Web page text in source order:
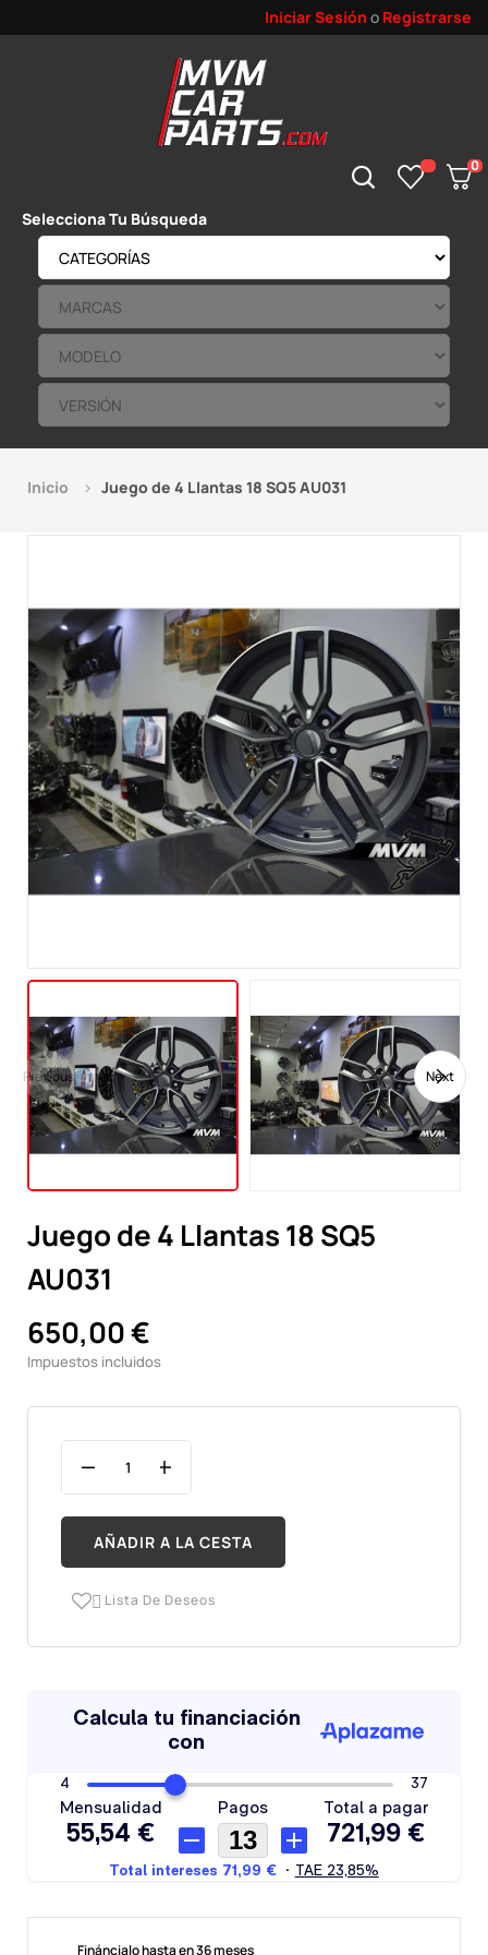
Iniciar Sesión o Registrarse
0
Selecciona Tu Búsqueda
Inicio Juego de 4 Llantas 18 SQ5 AU031
Previous Next
Juego de 4 Llantas 18 SQ5
AU031
650,00 €
Impuestos incluidos
AÑADIR A LA CESTA
 Lista De Deseos
Fináncialo hasta en 36 meses